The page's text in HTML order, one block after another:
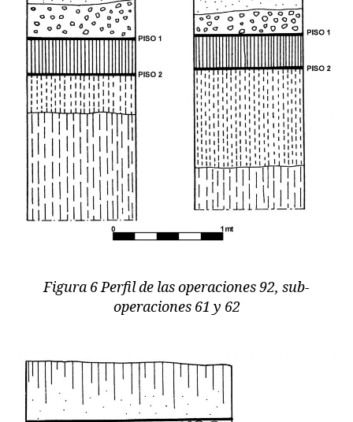
Figura 6 Perfil de las operaciones 92, sub-
operaciones 61 y 62